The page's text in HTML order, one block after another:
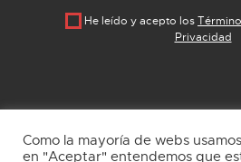
He leído y acepto los
Privacidad
Como la mayoría de webs
en "Aceptar" entendemos que